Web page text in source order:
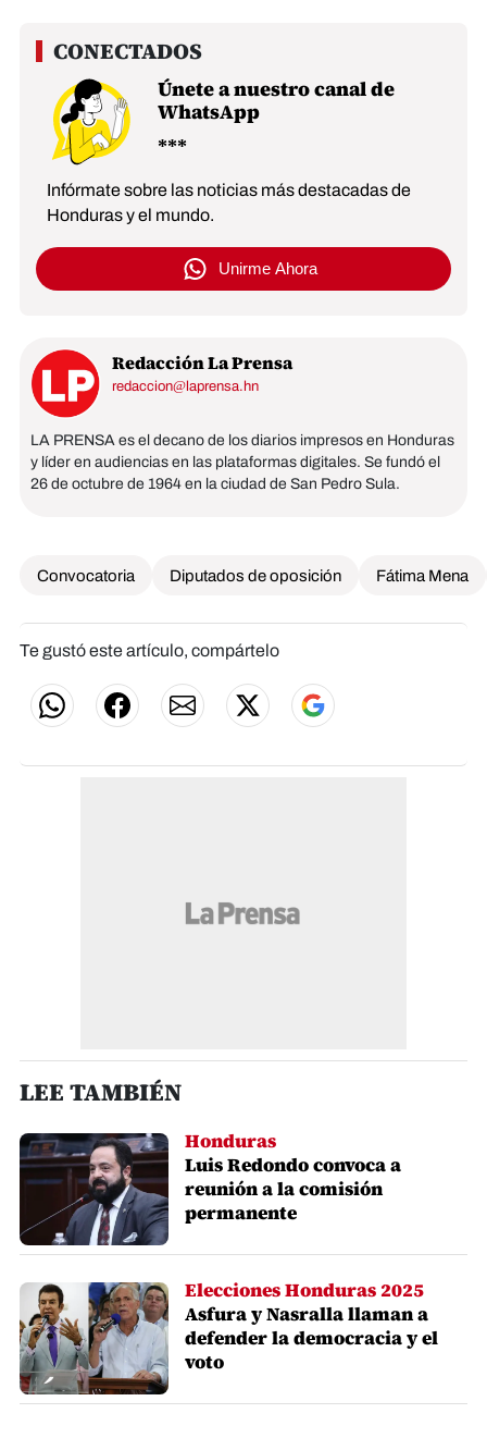
Únete a nuestro canal de
WhatsApp
Infórmate sobre las noticias más destacadas de
Honduras y el mundo.
Unirme Ahora
Redacción La Prensa
redaccion@laprensa.hn
LA PRENSA es el decano de los diarios impresos en Honduras
y líder en audiencias en las plataformas digitales. Se fundó el
26 de octubre de 1964 en la ciudad de San Pedro Sula.
Convocatoria Diputados de oposición Fátima Mena
Te gustó este artículo, compártelo
LEE TAMBIÉN
Honduras
Luis Redondo convoca a
reunión a la comisión
permanente
Elecciones Honduras 2025
Asfura y Nasralla llaman a
defender la democracia y el
voto